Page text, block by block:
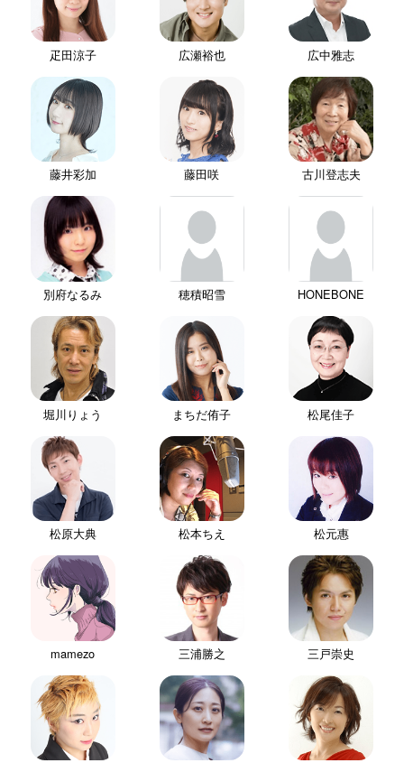
疋田涼子 広瀬裕也 広中雅志
藤井彩加 藤田咲 古川登志夫
別府なるみ 穂積昭雪 HONEBONE
堀川りょう まちだ侑子 松尾佳子
松原大典 松本ちえ 松元惠
mamezo 三浦勝之 三戸崇史